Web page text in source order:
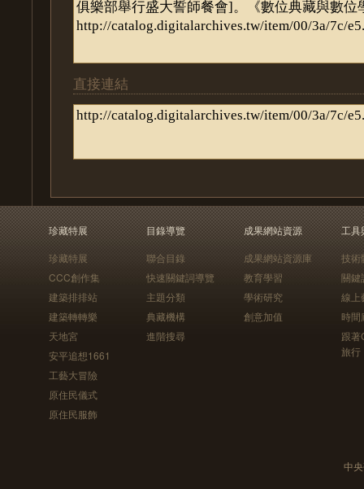
直接連結
珍藏特展
珍藏特展
CCC創作集
建築排排站
建築轉轉樂
天地宮
安平追想1661
工藝大冒險
原住民儀式
原住民服飾
目錄導覽
聯合目錄
快速關鍵詞導覽
主題分類
典藏機構
進階搜尋
成果網站資源
成果網站資源庫
教育學習
學術研究
創意加值
工具
技術
關鍵
線上
時間
跟
旅行
中